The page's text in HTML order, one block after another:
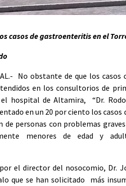
casos de gastroenteritis en el
No obstante de que los casos
en los consultorios de
hospital de Altamira, “Dr.
en un 20 por ciento los casos
de personas con problemas
menores de edad y
el director del nosocomio, Dr.
que se han solicitado más